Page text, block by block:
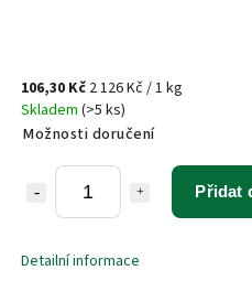
106,30 Kč 2 126 Kč / 1 kg
Skladem (>5 ks)
Možnosti doručení
Přidat
Detailní informace